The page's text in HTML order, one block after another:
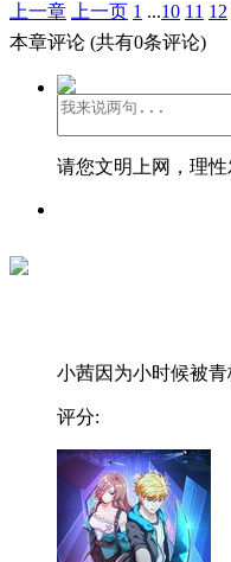
上一章
上一页 1 ...10 11 12
本章评论 (共有0条评论)
请您文明上网，理
小茜因为小时候被
评分: